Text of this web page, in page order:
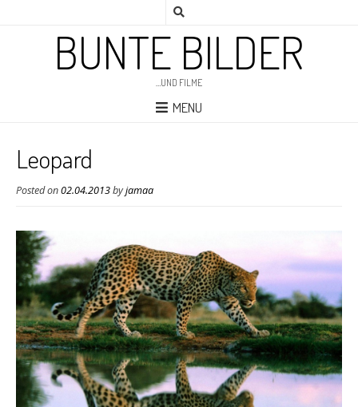
BUNTE BILDER
…UND FILME
MENU
Leopard
Posted on02.04.2013byjamaa